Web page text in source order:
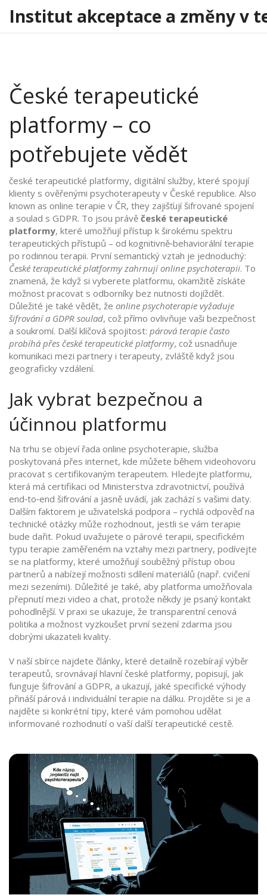
Institut akceptace a změny v
České terapeutické
platformy – co
potřebujete vědět
české terapeutické platformy, digitální služby, které spojují
klienty s ověřenými psychoterapeuty v České republice. Also
known as online terapie v ČR, they zajišťují šifrované spojení
a soulad s GDPR. To jsou právě české terapeutické
platformy, které umožňují přístup k širokému spektru
terapeutických přístupů – od kognitivně‑behaviorální terapie
po rodinnou terapii. První semantický vztah je jednoduchý:
České terapeutické platformy zahrnují online psychoterapii. To
znamená, že když si vyberete platformu, okamžitě získáte
možnost pracovat s odborníky bez nutnosti dojíždět.
Důležité je také vědět, že online psychoterapie vyžaduje
šifrování a GDPR soulad, což přímo ovlivňuje vaši bezpečnost
a soukromí. Další klíčová spojitost: párová terapie často
probíhá přes české terapeutické platformy, což usnadňuje
komunikaci mezi partnery i terapeuty, zvláště když jsou
geograficky vzdálení.
Jak vybrat bezpečnou a
účinnou platformu
Na trhu se objeví řada online psychoterapie, služba
poskytovaná přes internet, kde můžete během videohovoru
pracovat s certifikovaným terapeutem. Hledejte platformu,
která má certifikaci od Ministerstva zdravotnictví, používá
end‑to‑end šifrování a jasně uvádí, jak zachází s vašimi daty.
Dalším faktorem je uživatelská podpora – rychlá odpověď na
technické otázky může rozhodnout, jestli se vám terapie
bude dařit. Pokud uvažujete o párové terapii, specifickém
typu terapie zaměřeném na vztahy mezi partnery, podívejte
se na platformy, které umožňují souběžný přístup obou
partnerů a nabízejí možnosti sdílení materiálů (např. cvičení
mezi sezeními). Důležité je také, aby platforma umožňovala
přepnutí mezi video a chat, protože někdy je psaný kontakt
pohodlnější. V praxi se ukazuje, že transparentní cenová
politika a možnost vyzkoušet první sezení zdarma jsou
dobrými ukazateli kvality.
V naší sbírce najdete články, které detailně rozebírají výběr
terapeutů, srovnávají hlavní české platformy, popisují, jak
funguje šifrování a GDPR, a ukazují, jaké specifické výhody
přináší párová i individuální terapie na dálku. Projděte si je a
najděte si konkrétní tipy, které vám pomohou udělat
informované rozhodnutí o vaší další terapeutické cestě.